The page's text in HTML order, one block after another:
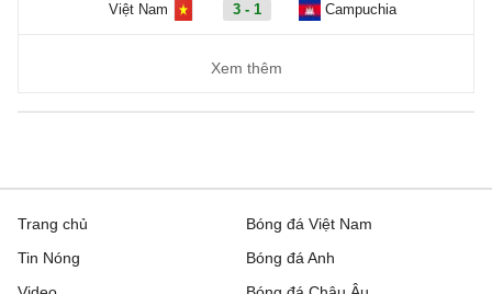
Việt Nam 3 - 1 Campuchia
Xem thêm
Trang chủ
Tin Nóng
Bóng đá Việt Nam
Bóng đá Anh